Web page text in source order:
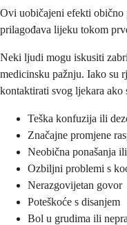
Ovi uobičajeni efekti obično
prilagođava lijeku tokom
Neki ljudi mogu iskusiti
medicinsku pažnju. Iako su
kontaktirati svog ljekara ako
Teška konfuzija ili
Značajne promjene
Neobična ponašanja
Ozbiljni problemi s
Nerazgovijetan govor
Poteškoće s disanjem
Bol u grudima ili